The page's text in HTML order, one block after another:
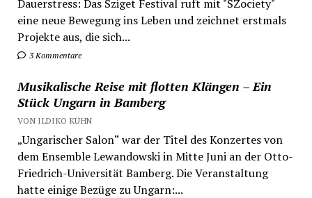
Dauerstress: Das Sziget Festival ruft mit "SZociety"
eine neue Bewegung ins Leben und zeichnet erstmals
Projekte aus, die sich...
3 Kommentare
Musikalische Reise mit flotten Klängen – Ein
Stück Ungarn in Bamberg
VON ILDIKO KÜHN
„Ungarischer Salon“ war der Titel des Konzertes von
dem Ensemble Lewandowski in Mitte Juni an der Otto-
Friedrich-Universität Bamberg. Die Veranstaltung
hatte einige Bezüge zu Ungarn:...